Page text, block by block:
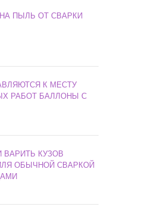
ПЫЛЬ ОТ СВАРКИ
К МЕСТУ
РАБОТ БАЛЛОНЫ С
КУЗОВ
ОБЫЧНОЙ СВАРКОЙ